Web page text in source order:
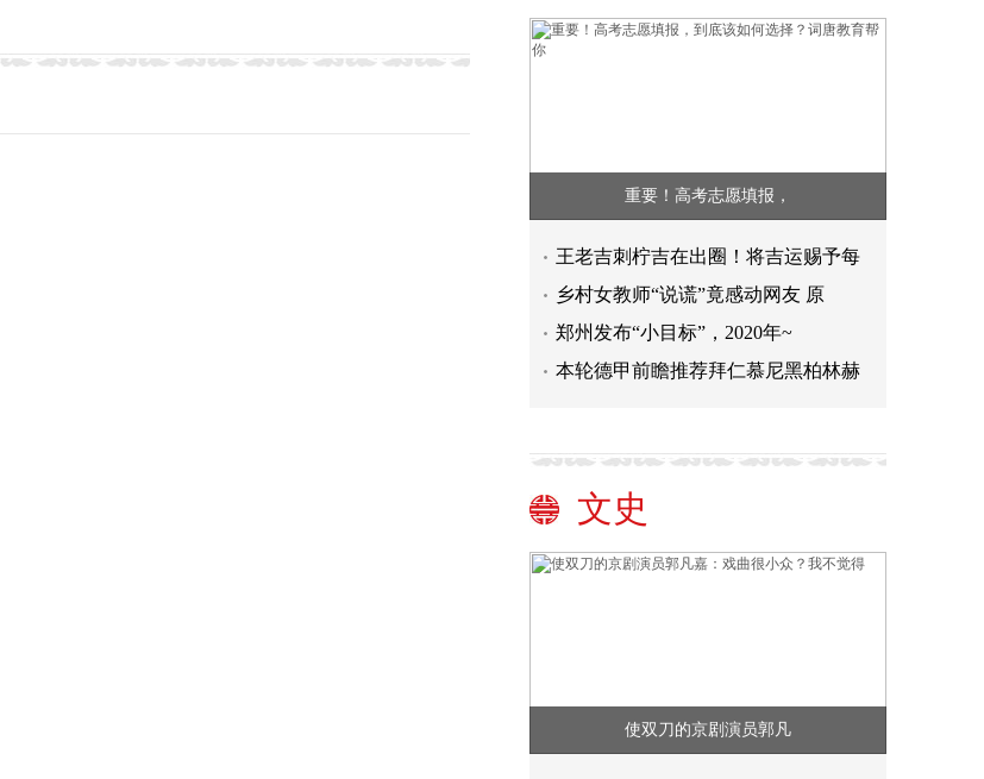
重要！高考志愿填报，
王老吉刺柠吉在出圈！将吉运赐予每
乡村女教师“说谎”竟感动网友 原
郑州发布“小目标”，2020年~
本轮德甲前瞻推荐拜仁慕尼黑柏林赫
文史
使双刀的京剧演员郭凡